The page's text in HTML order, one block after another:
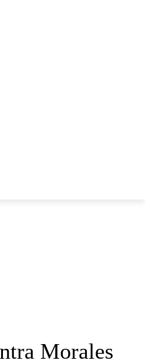
Morales